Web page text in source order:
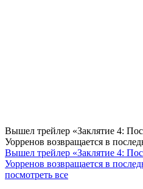
Вышел трейлер «Заклятие 4:
Уорренов возвращается в
Вышел трейлер «Заклятие 4:
Уорренов возвращается в
посмотреть все